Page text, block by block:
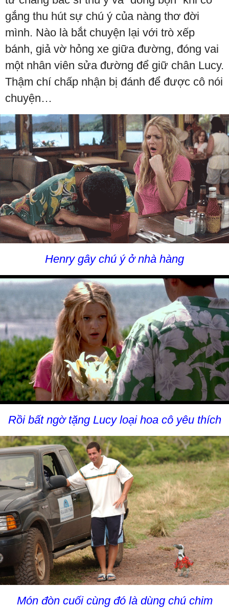
gắng thu hút sự chú ý của nàng thơ đời
mình. Nào là bắt chuyện lại với trò xếp
bánh, giả vờ hỏng xe giữa đường, đóng vai
một nhân viên sửa đường để giữ chân Lucy.
Thậm chí chấp nhận bị đánh để được cô nói
chuyện…
Henry gây chú ý ở nhà hàng
Rồi bất ngờ tặng Lucy loại hoa cô yêu thích
Món đòn cuối cùng đó là dùng chú chim